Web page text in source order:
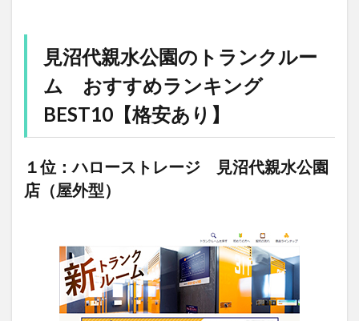
見沼代親水公園のトランクルー
ム おすすめランキング
BEST10【格安あり】
１位：ハローストレージ 見沼代親水公園
店（屋外型）